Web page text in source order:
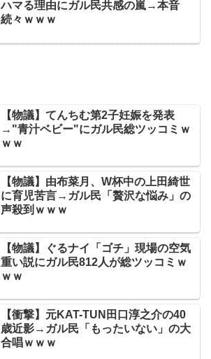
ハマる理由にガル民共感の嵐→本音
続々ｗｗｗ
【物議】てんちむ第2子妊娠を発表
→"青汁ベビー"にガル民総ツッコミｗ
ｗｗ
【物議】由布菜月、W杯中の上田綺世
に育児苦言→ガル民「贅沢な悩み」の
声殺到ｗｗｗ
【物議】ぐるナイ「ゴチ」現場の空気
重い説にガル民812人が総ツッコミｗ
ｗｗ
【衝撃】元KAT-TUN田口淳之介の40
歳近影→ガル民「もったいない」の大
合唱ｗｗｗ